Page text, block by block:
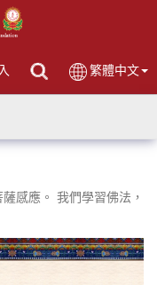
繁體中文
感應。 我們學習佛法，